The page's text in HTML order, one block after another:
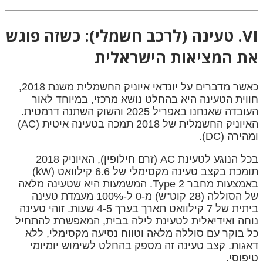
VI. טעינה (לרכב חשמלי): כשזה פוגש
את המציאות הישראלית
כאשר מדברים על יונדאי איוניק החשמלית משנת 2018,
חווית הטעינה היא בהחלט נושא מרכזי, במיוחד לאור
העובדה שאנחנו באפריל 2025 והשוק השתנה דרמטית.
האיוניק החשמלית של 2018 תמכה בטעינה איטית (AC)
ומהירה (DC).
בכל הנוגע לטעינת AC (זרם חילופין), האיוניק 2018
תומכת בקצב טעינה מקסימלי של 6.6 קילוואט (kW)
באמצעות מחבר Type 2. המשמעות היא שטעינה מלאה
של הסוללה (28 קוט"ש) מ-0 ל-100% מעמדת טעינה
ביתית של 7 קילוואט תארך בערך 4-5 שעות. זוהי טעינה
נוחה ואידיאלית לטעינת לילה בבית, המאפשרת להתחיל
כל בוקר עם סוללה מלאה וטווח נסיעה מקסימלי, ללא
דאגות. קצב טעינה זה מספק בהחלט לשימוש יומיומי
טיפוסי.